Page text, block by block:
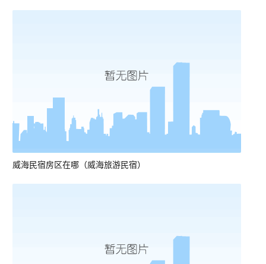
威海民宿房区在哪（威海旅游民宿）